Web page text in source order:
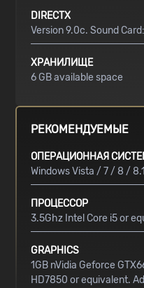
DIRECTX
Version 9.0c. Sound
ХРАНИЛИЩЕ
6 GB available space
РЕКОМЕНДУЕМЫЕ
ОПЕРАЦИОННАЯ
Windows Vista / 7 / 8 /
ПРОЦЕССОР
3.5Ghz Intel Core i5 or
GRAPHICS
1GB nVidia Geforce
HD7850 or equivalent.